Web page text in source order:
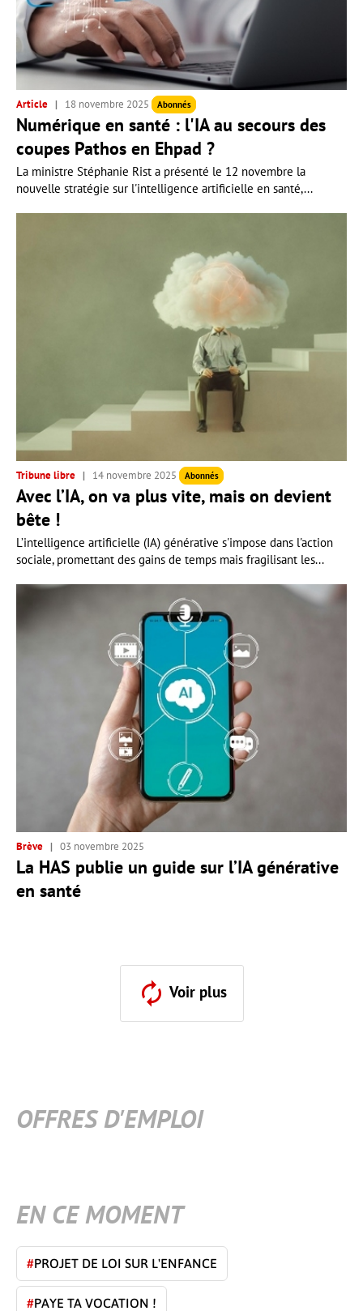
Article 18 novembre 2025 Abonnés
Numérique en santé : l'IA au secours des
coupes Pathos en Ehpad ?
La ministre Stéphanie Rist a présenté le 12 novembre la
nouvelle stratégie sur l'intelligence artificielle en santé,...
Tribune libre 14 novembre 2025 Abonnés
Avec l’IA, on va plus vite, mais on devient
bête !
L’intelligence artificielle (IA) générative s'impose dans l'action
sociale, promettant des gains de temps mais fragilisant les...
Brève 03 novembre 2025
La HAS publie un guide sur l’IA générative
en santé
Voir plus
OFFRES D'EMPLOI
EN CE MOMENT
#PROJET DE LOI SUR L'ENFANCE
#PAYE TA VOCATION !